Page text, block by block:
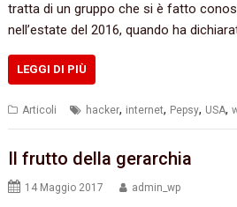
tratta di un gruppo che si è fatto
nell’estate del 2016, quando ha
LEGGI DI PIÙ
Articoli hacker, internet, Pepsy, USA,
Il frutto della gerarchia
14 Maggio 2017 admin_wp